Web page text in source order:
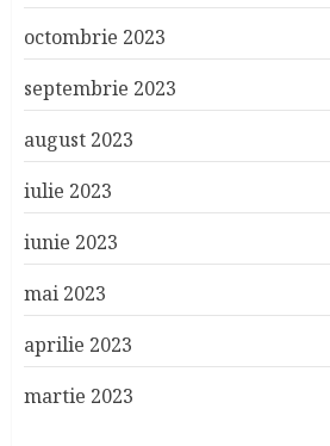
octombrie 2023
septembrie 2023
august 2023
iulie 2023
iunie 2023
mai 2023
aprilie 2023
martie 2023